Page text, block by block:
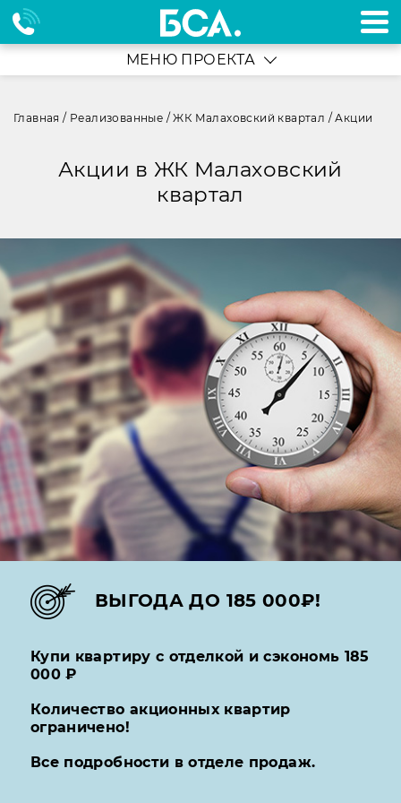
МЕНЮ ПРОЕКТА
Главная / Реализованные /ЖК Малаховский квартал /Акции
Акции в ЖК Малаховский
квартал
ВЫГОДА ДО 185 000₽!
Купи квартиру с отделкой и сэкономь 185
000 ₽
Количество акционных квартир
ограничено!
Все подробности в отделе продаж.